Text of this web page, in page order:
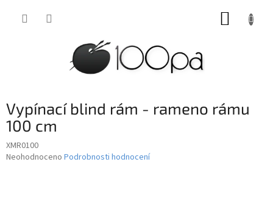
Vypínací blind rám - rameno rámu
100 cm
XMR0100
Průměrné
Neohodnoceno Podrobnosti hodnocení